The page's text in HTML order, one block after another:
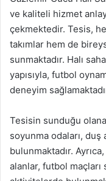
ve kaliteli hizmet
çekmektedir. Tesis,
takımlar hem de
sunmaktadır. Halı
yapısıyla, futbol
deneyim
Tesisin sunduğu
soyunma odaları, duş
bulunmaktadır.
alanlar, futbol maçları